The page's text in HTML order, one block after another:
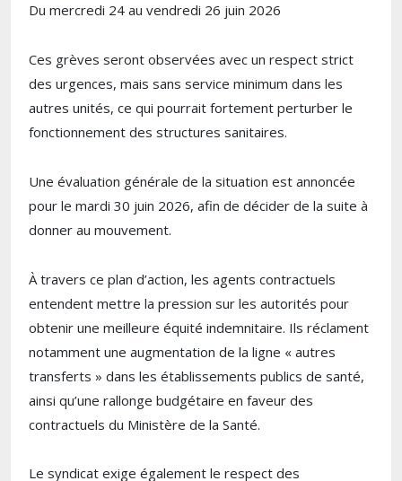
Du mercredi 24 au vendredi 26 juin 2026
Ces grèves seront observées avec un respect strict
des urgences, mais sans service minimum dans les
autres unités, ce qui pourrait fortement perturber le
fonctionnement des structures sanitaires.
Une évaluation générale de la situation est annoncée
pour le mardi 30 juin 2026, afin de décider de la suite à
donner au mouvement.
À travers ce plan d’action, les agents contractuels
entendent mettre la pression sur les autorités pour
obtenir une meilleure équité indemnitaire. Ils réclament
notamment une augmentation de la ligne « autres
transferts » dans les établissements publics de santé,
ainsi qu’une rallonge budgétaire en faveur des
contractuels du Ministère de la Santé.
Le syndicat exige également le respect des